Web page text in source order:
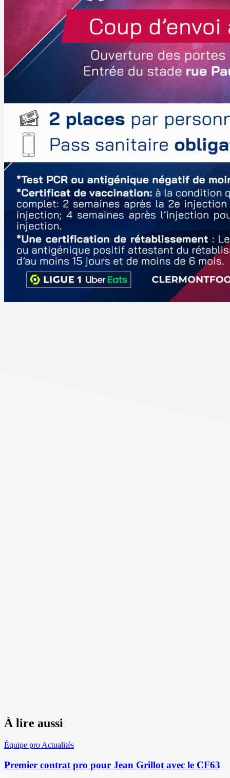
À lire aussi
Équipe pro Actualités
Premier contrat pro pour Jean Grillot avec le CF63